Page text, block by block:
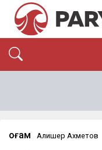
Қоғам Алишер Ахметов